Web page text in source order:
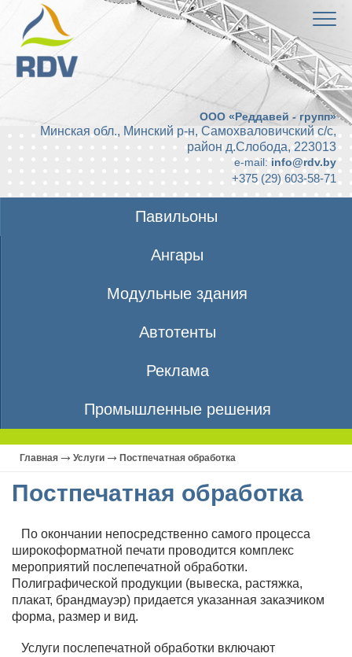
ООО «Реддавей - групп»
Минская обл., Минский р-н, Самохваловичский с/с,
район д.Слобода, 223013
e-mail: info@rdv.by
+375 (29) 603-58-71
Павильоны
Ангары
Модульные здания
Автотенты
Реклама
Промышленные решения
Главная Услуги Постпечатная обработка
Постпечатная обработка
По окончании непосредственно самого процесса
широкоформатной печати проводится комплекс
мероприятий послепечатной обработки.
Полиграфической продукции (вывеска, растяжка,
плакат, брандмауэр) придается указанная заказчиком
форма, размер и вид.
Услуги послепечатной обработки включают